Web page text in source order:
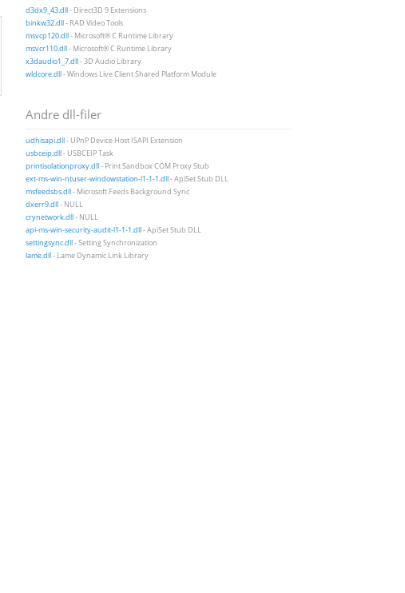
d3dx9_43.dll- Direct3D 9 Extensions
binkw32.dll- RAD Video Tools
msvcp120.dll- Microsoft® C Runtime Library
msvcr110.dll- Microsoft® C Runtime Library
x3daudio1_7.dll- 3D Audio Library
wldcore.dll- Windows Live Client Shared Platform Module
Andre dll-filer
udhisapi.dll- UPnP Device Host ISAPI Extension
usbceip.dll- USBCEIP Task
printisolationproxy.dll- Print Sandbox COM Proxy Stub
ext-ms-win-ntuser-windowstation-l1-1-1.dll- ApiSet Stub DLL
msfeedsbs.dll- Microsoft Feeds Background Sync
dxerr9.dll- NULL
crynetwork.dll- NULL
api-ms-win-security-audit-l1-1-1.dll- ApiSet Stub DLL
settingsync.dll- Setting Synchronization
lame.dll- Lame Dynamic Link Library